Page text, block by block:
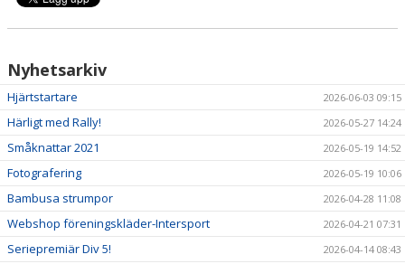
DOKUMENT
LÄNKAR
SAMARBETSPARTNERS
Nyhetsarkiv
Hjärtstartare 2026-06-03 09:15
Härligt med Rally! 2026-05-27 14:24
Småknattar 2021 2026-05-19 14:52
Fotografering 2026-05-19 10:06
Bambusa strumpor 2026-04-28 11:08
Webshop föreningskläder-Intersport 2026-04-21 07:31
Seriepremiär Div 5! 2026-04-14 08:43